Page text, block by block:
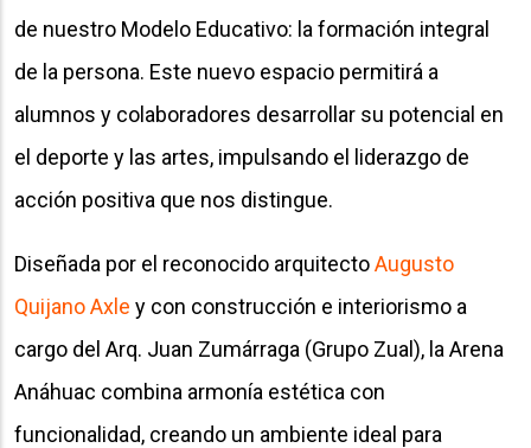
de nuestro Modelo Educativo: la formación integral
de la persona. Este nuevo espacio permitirá a
alumnos y colaboradores desarrollar su potencial en
el deporte y las artes, impulsando el liderazgo de
acción positiva que nos distingue.
Diseñada por el reconocido arquitecto ​Augusto
Quijano Axle y con construcción e interiorismo a
cargo del Arq. Juan Zumárraga (Grupo Zual), la​​ Arena
Anáhuac combina armonía estética con
funcionalidad, creando un ambiente ideal para